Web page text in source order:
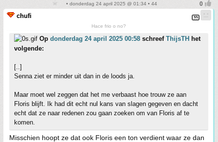
• donderdag 24 april 2025 @ 01:34 • 44
chufi
Hace frio o no?
Op donderdag 24 april 2025 00:58 schreef ThijsTH het
volgende:
[..]
Senna ziet er minder uit dan in de loods ja.
Maar moet wel zeggen dat het me verbaast hoe trouw ze aan
Floris blijft. Ik had dit echt nul kans van slagen gegeven en dacht
echt dat ze naar redenen zou gaan zoeken om van Floris af te
komen.
Misschien hoopt ze dat ook Floris een ton verdient waar ze dan